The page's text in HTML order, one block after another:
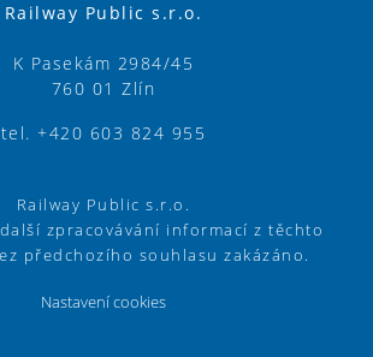
Railway Public s.r.o.
K Pasekám 2984/45
760 01 Zlín
tel. +420 603 824 955
Railway Public s.r.o.
zpracovávání informací z těchto
předchozího souhlasu zakázáno.
Nastavení cookies